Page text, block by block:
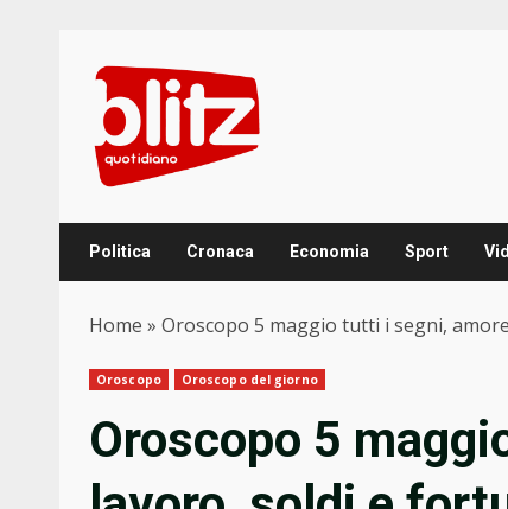
content
Politica Cronaca Economia Sport
Home » Oroscopo 5 maggio tutti i segni,
Oroscopo Oroscopo del giorno
Oroscopo 5